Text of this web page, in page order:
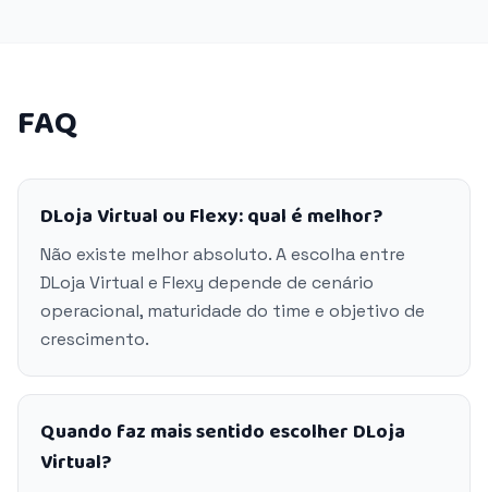
FAQ
DLoja Virtual ou Flexy: qual é melhor?
Não existe melhor absoluto. A escolha entre
DLoja Virtual e Flexy depende de cenário
operacional, maturidade do time e objetivo de
crescimento.
Quando faz mais sentido escolher DLoja
Virtual?